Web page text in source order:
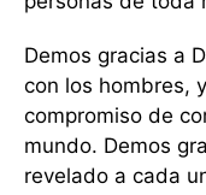
Demos gracias a
con los hombres,
compromiso de
mundo. Demos
revelado a cada